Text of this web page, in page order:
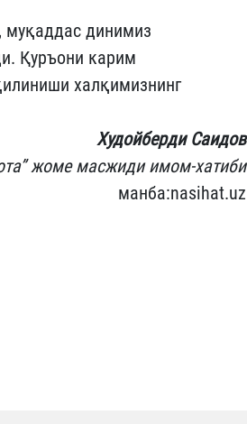
муқаддас динимиз
Қуръони карим
халқимизнинг
Худойберди Саидов
жоме масжиди имом-хатиби
манба:nasihat.uz